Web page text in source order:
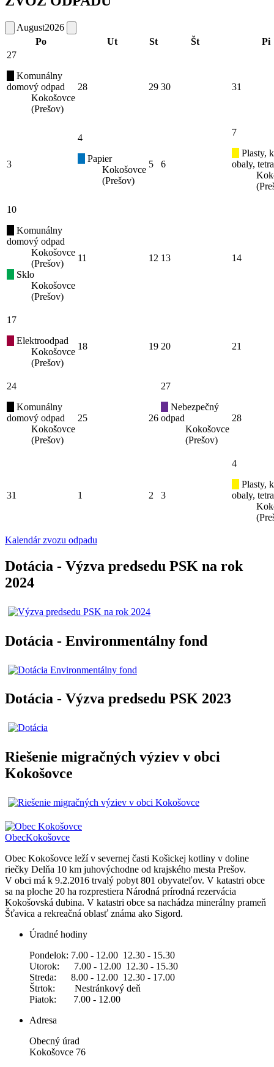
August2026
Po
Ut St Št
Pi
27
Komunálny
domový odpad
Kokošovce
(Prešov)
28 29 30 31
3
4
Papier
Kokošovce
(Prešov)
5 6
7
Plasty,
obaly,
10
Komunálny
domový odpad
Kokošovce
(Prešov)
Sklo
Kokošovce
(Prešov)
11 12 13 14
17
Elektroodpad
Kokošovce
(Prešov)
18 19 20 21
24
Komunálny
domový odpad
Kokošovce
(Prešov)
25 26
27
Nebezpečný
odpad
Kokošovce
(Prešov)
28
31 1 2 3
4
Plasty,
obaly,
Kalendár zvozu odpadu
Dotácia - Výzva predsedu PSK na rok
2024
Dotácia - Environmentálny fond
Dotácia - Výzva predsedu PSK 2023
Riešenie migračných výziev v obci
Kokošovce
ObecKokošovce
Obec Kokošovce leží v severnej časti Košickej kotliny v doline
riečky Delňa 10 km juhovýchodne od krajského mesta Prešov.
V obci má k 9.2.2016 trvalý pobyt 801 obyvateľov. V katastri obce
sa na ploche 20 ha rozprestiera Národná prírodná rezervácia
Kokošovská dubina. V katastri obce sa nachádza minerálny prameň
Šťavica a rekreačná oblasť známa ako Sigord.
Úradné hodiny
Pondelok: 7.00 - 12.00 12.30 - 15.30
Utorok: 7.00 - 12.00 12.30 - 15.30
Streda: 8.00 - 12.00 12.30 - 17.00
Štrtok: Nestránkový deň
Piatok: 7.00 - 12.00
Adresa
Obecný úrad
Kokošovce 76